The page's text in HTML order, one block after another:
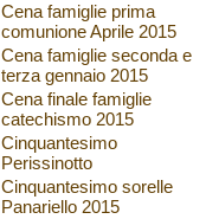
Cena famiglie prima
comunione Aprile 2015
Cena famiglie seconda e
terza gennaio 2015
Cena finale famiglie
catechismo 2015
Cinquantesimo
Perissinotto
Cinquantesimo sorelle
Panariello 2015